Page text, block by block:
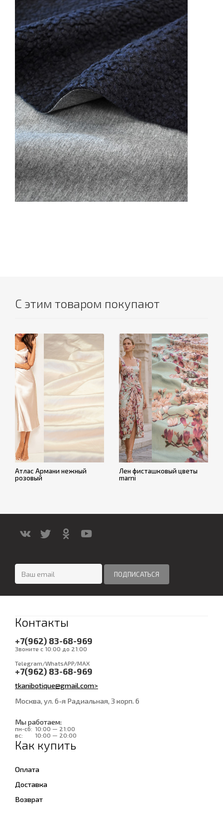
С этим товаром покупают
Атлас Армани нежный
розовый
Лен фисташковый цветы
marni
Контакты
+7(962) 83-68-969
Звоните с 10:00 до 21:00
Telegram/WhatsAPP/MAX
+7(962) 83-68-969
tkanibotique@gmail.com>
Москва, ул. 6-я Радиальная, 3 корп. 6
Мы работаем:
пн-сб: 10:00 — 21:00
вс:
10:00 — 20:00
Как купить
Оплата
Доставка
Возврат